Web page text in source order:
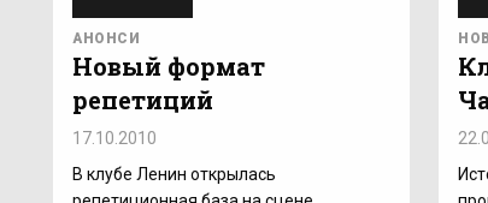
АНОНСИ
Новый формат
репетиций
17.10.2010
В клубе Ленин открылась